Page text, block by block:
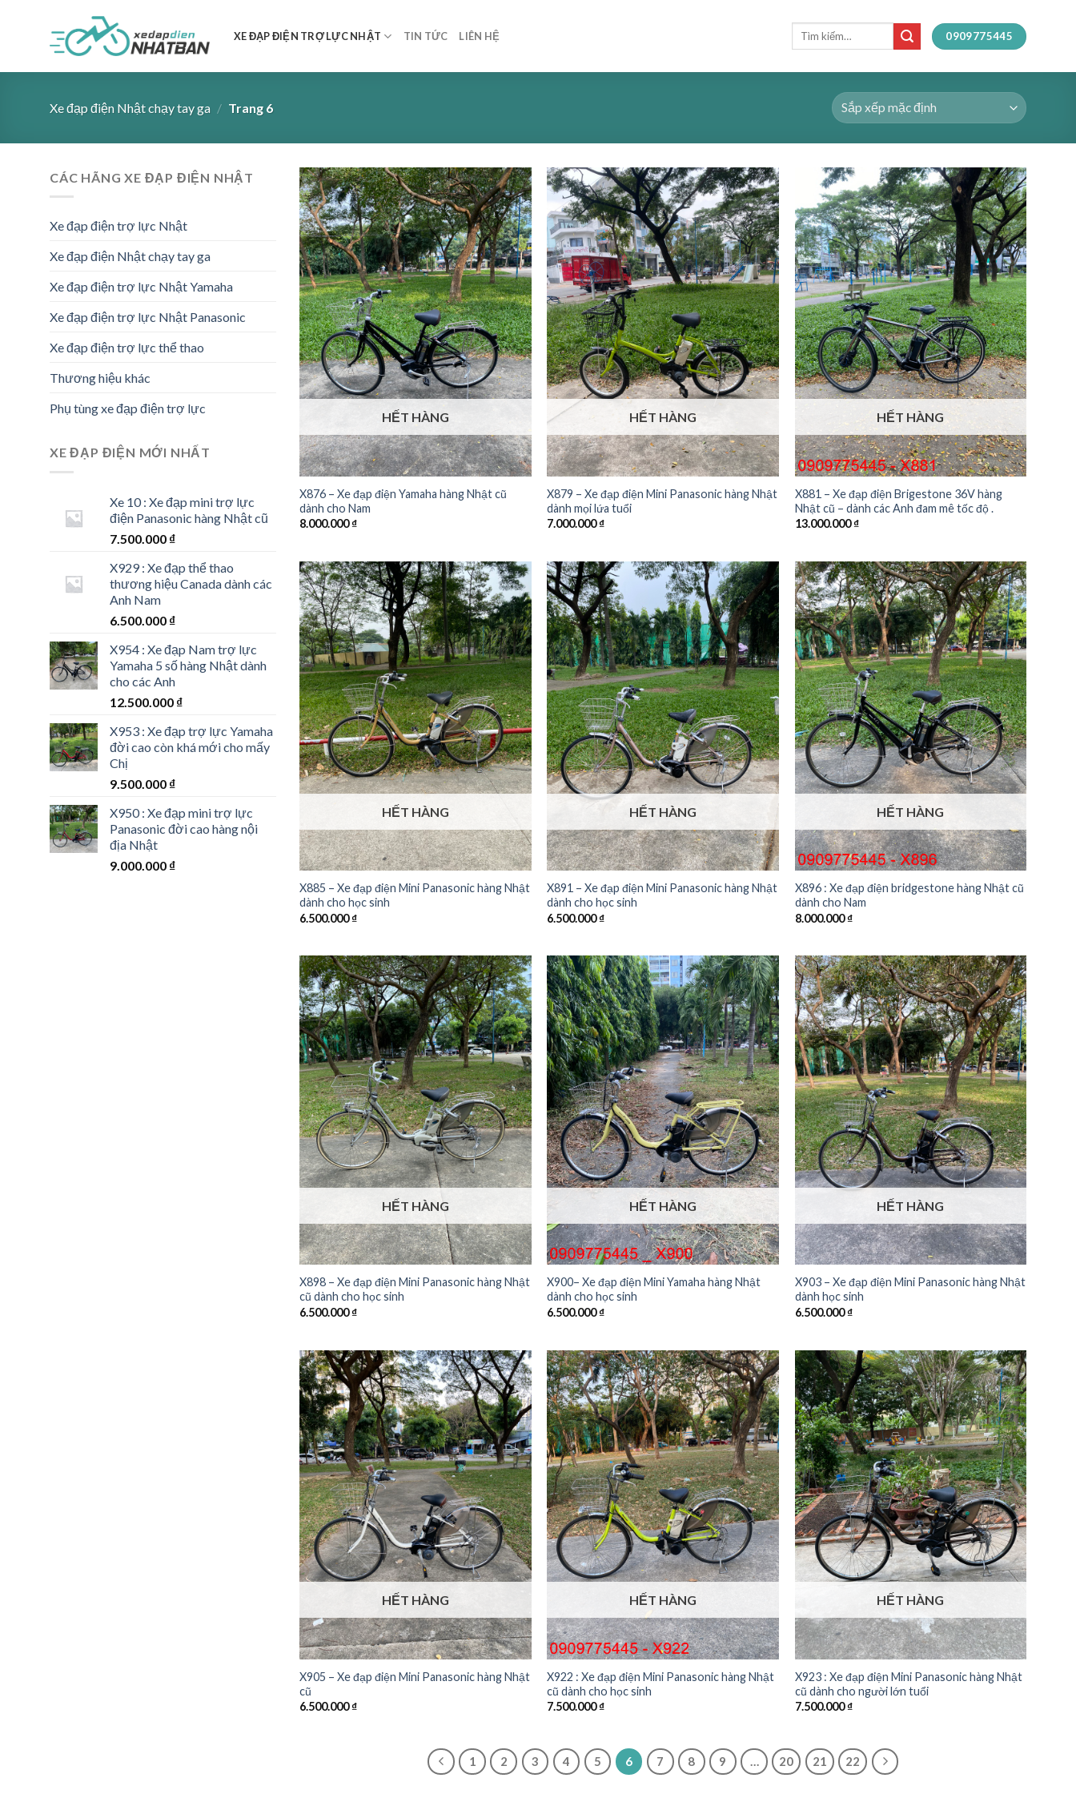
XE ĐẠP ĐIỆN TRỢ LỰC NHẬT TIN TỨC LIÊN HỆ
Tìm
0909775445
Xe đạp điện Nhật chạy tay ga / Trang 6
CÁC HÃNG XE ĐẠP ĐIỆN NHẬT
Xe đạp điện trợ lực Nhật
Xe đạp điện Nhật chạy tay ga
Xe đạp điện trợ lực Nhật Yamaha
Xe đạp điện trợ lực Nhật Panasonic
Xe đạp điện trợ lực thể thao
Thương hiệu khác
Phụ tùng xe đạp điện trợ lực
XE ĐẠP ĐIỆN MỚI NHẤT
Xe 10 : Xe đạp mini trợ lực
điện Panasonic hàng Nhật cũ
7.500.000 ₫
X929 : Xe đạp thể thao
thương hiệu Canada dành các
Anh Nam
6.500.000 ₫
X954 : Xe đạp Nam trợ lực
Yamaha 5 số hàng Nhật dành
cho các Anh
12.500.000 ₫
X953 : Xe đạp trợ lực Yamaha
đời cao còn khá mới cho mấy
Chị
9.500.000 ₫
X950 : Xe đạp mini trợ lực
Panasonic đời cao hàng nội
địa Nhật
9.000.000 ₫
HẾT HÀNG
X876 – Xe đạp điện Yamaha hàng Nhật cũ
dành cho Nam
8.000.000₫
HẾT HÀNG
X879 – Xe đạp điện Mini Panasonic hàng Nhật
dành mọi lứa tuổi
7.000.000₫
HẾT HÀNG
X881 – Xe đạp điện Brigestone 36V hàng
Nhật cũ – dành các Anh đam mê tốc độ .
13.000.000₫
HẾT HÀNG
X885 – Xe đạp điện Mini Panasonic hàng Nhật
dành cho học sinh
6.500.000₫
HẾT HÀNG
X891 – Xe đạp điện Mini Panasonic hàng Nhật
dành cho học sinh
6.500.000₫
HẾT HÀNG
X896 : Xe đạp điện bridgestone hàng Nhật cũ
dành cho Nam
8.000.000₫
HẾT HÀNG
X898 – Xe đạp điện Mini Panasonic hàng Nhật
cũ dành cho học sinh
6.500.000₫
HẾT HÀNG
X900– Xe đạp điện Mini Yamaha hàng Nhật
dành cho học sinh
6.500.000₫
HẾT HÀNG
X903 – Xe đạp điện Mini Panasonic hàng Nhật
dành học sinh
6.500.000₫
HẾT HÀNG
X905 – Xe đạp điện Mini Panasonic hàng Nhật
cũ
6.500.000₫
HẾT HÀNG
X922 : Xe đạp điện Mini Panasonic hàng Nhật
cũ dành cho học sinh
7.500.000₫
HẾT HÀNG
X923 : Xe đạp điện Mini Panasonic hàng Nhật
cũ dành cho người lớn tuổi
7.500.000₫
1 2 3 4 5 6 7 8 9 … 20 21 22